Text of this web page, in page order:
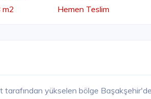
Hemen Teslim
yükselen bölge